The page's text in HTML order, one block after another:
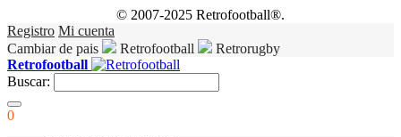
© 2007-2025 Retrofootball®.
Registro Mi cuenta
Cambiar de pais
Retrofootball
Retrorugby
Retrofootball
Buscar:
0